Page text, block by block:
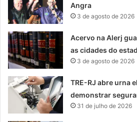
Angra
3 de agosto de 2026
Acervo na Alerj
as cidades do
3 de agosto de 2026
TRE-RJ abre urna
demonstrar
31 de julho de 2026